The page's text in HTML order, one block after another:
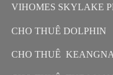
VIHOMES SKYLAKE
CHO THUÊ DOLPHIN
CHO THUÊ